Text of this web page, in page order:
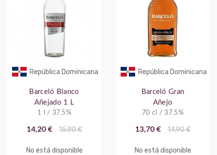
República Dominicana
Barceló Blanco
Añejado 1 L
1 l / 37.5%
14,20 € 15,90 €
No está disponible
República Dominicana
Barceló Gran
Añejo
70 cl / 37.5%
13,70 € 14,90 €
No está disponible